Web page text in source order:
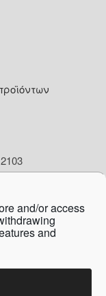
and/or access
and